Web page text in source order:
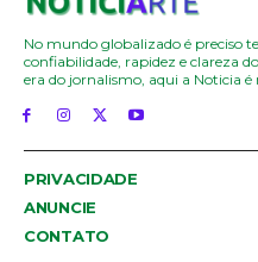
No mundo globalizado é preciso
confiabilidade, rapidez e clareza
era do jornalismo, aqui a Noticia é
PRIVACIDADE
ANUNCIE
CONTATO